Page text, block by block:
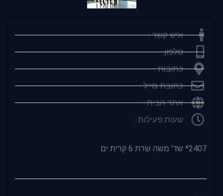
איש קשר :
טלפון :
כתובות :
כתובת מייל :
אתר הבית :
שעות פעילות :
2407* שד' משה שרת 6 קרית ים